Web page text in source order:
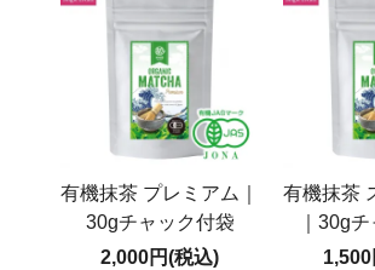
有機抹茶 プレミアム｜
30gチャック付袋
2,000円(税込)
有機抹茶
｜30g